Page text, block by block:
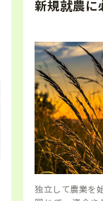
新規就農に
独立して農業を